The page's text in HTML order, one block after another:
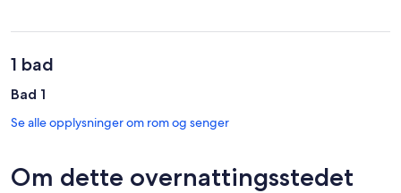
1 bad
Bad 1
Se alle opplysninger om rom og senger
Om dette overnattingsstedet